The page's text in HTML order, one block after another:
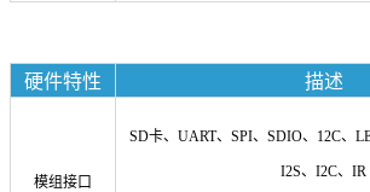
硬件特性 描述
模组接口
SD卡、UART、SPI、SDIO、12C、
I2S、I2C、IR